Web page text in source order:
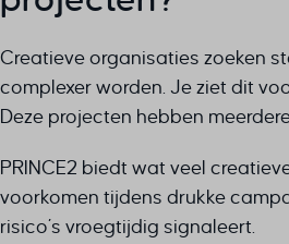
Creatieve organisaties zoeken
complexer worden. Je ziet dit
Deze projecten hebben
PRINCE2 biedt wat veel
voorkomen tijdens drukke
risico’s vroegtijdig signaleert.